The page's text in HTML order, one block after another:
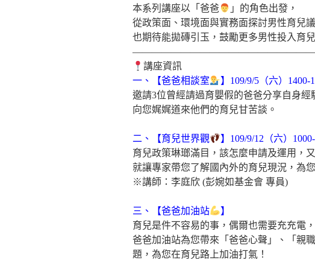
本系列講座以「爸爸
」的角色出發，
從政策面、環境面與實務面探討男性育兒議
也期待能拋磚引玉，鼓勵更多男性投入育
講座資訊
一、【爸爸相談室
】109/9/5（六）1400-
邀請3位曾經請過育嬰假的爸爸分享自身經
向您娓娓道來他們的育兒甘苦談。
二、【育兒世界觀
】109/9/12（六）
育兒政策琳瑯滿目，該怎麼申請及運用，
就讓專家帶您了解國內外的育兒現況，為
※講師：李庭欣 (彭婉如基金會 專員)
三、【爸爸加油站
】
育兒是件不容易的事，偶爾也需要充充電
爸爸加油站為您帶來「爸爸心聲」、「親
題， 為您在育兒路上加油打氣！